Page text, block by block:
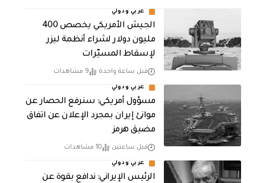
عربي ودولي
الجيش الأمريكي يخصص 400
مليون دولار لشراء أنظمة ليزر
لإسقاط المسيّرات
قبل ساعة واحدة 9 مشاهدات
عربي ودولي
مسؤول أمريكي: سنرفع الحصار عن
موانئ إيران بمجرد الإعلان عن اتفاق
مضيق هرمز
قبل ساعتين 10 مشاهدات
عربي ودولي
الرئيس الإيراني: ندافع بقوة عن